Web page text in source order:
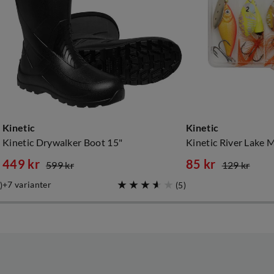
)
Kinetic
Kinetic Drywalker Boot 15"
price
449 kr
price
599 kr
7 varianter (5)
Kinetic
85 kr 129 kr